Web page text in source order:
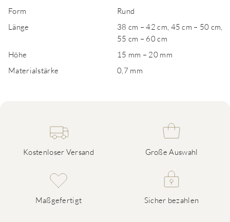
Form
Rund
Länge
38 cm – 42 cm, 45 cm – 50 cm,
55 cm – 60 cm
Höhe
15 mm – 20 mm
Materialstärke
0,7 mm
Kostenloser Versand Große Auswahl
Maßgefertigt Sicher bezahlen